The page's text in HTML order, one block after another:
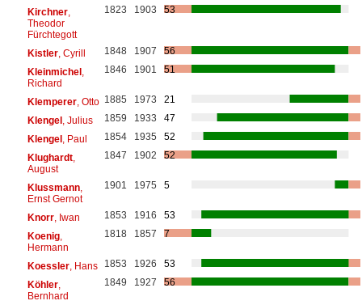
Kirchner,
Theodor
Fürchtegott
1823 1903 53
Kistler, Cyrill 1848 1907
56
Kleinmichel,
Richard
1846 1901 51
Klemperer, Otto 1885 1973
21
Klengel, Julius 1859 1933
47
Klengel, Paul 1854 1935
52
Klughardt,
August
1847 1902 52
Klussmann,
Ernst Gernot
1901 1975 5
Knorr, Iwan 1853 1916
53
Koenig,
Hermann
1818 1857 7
Koessler, Hans 1853 1926
53
Köhler,
Bernhard
1849 1927 56